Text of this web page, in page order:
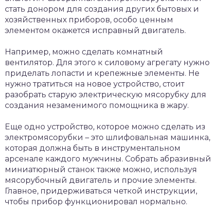
стать донором для создания других бытовых и
хозяйственных приборов, особо ценным
элементом окажется исправный двигатель.
Например, можно сделать комнатный
вентилятор. Для этого к силовому агрегату нужно
приделать лопасти и крепежные элементы. Не
нужно тратиться на новое устройство, стоит
разобрать старую электрическую мясорубку для
создания незаменимого помощника в жару.
Еще одно устройство, которое можно сделать из
электромясорубки – это шлифовальная машинка,
которая должна быть в инструментальном
арсенале каждого мужчины. Собрать абразивный
миниатюрный станок также можно, используя
мясорубочный двигатель и прочие элементы.
Главное, придерживаться четкой инструкции,
чтобы прибор функционировал нормально.